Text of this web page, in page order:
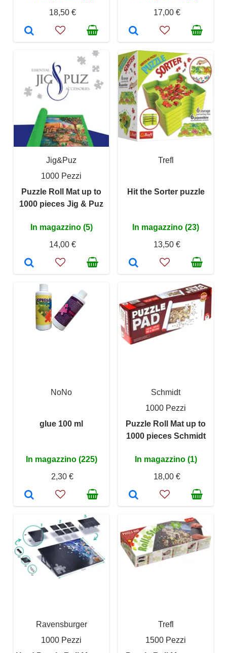
18,50 €
17,00 €
Jig&Puz
1000 Pezzi
Puzzle Roll Mat up to
1000 pieces Jig & Puz
In magazzino (5)
14,00 €
Trefl
Hit the Sorter puzzle
In magazzino (23)
13,50 €
NoNo
glue 100 ml
In magazzino (225)
2,30 €
Schmidt
1000 Pezzi
Puzzle Roll Mat up to
1000 pieces Schmidt
In magazzino (1)
18,00 €
Ravensburger
1000 Pezzi
Trefl
1500 Pezzi